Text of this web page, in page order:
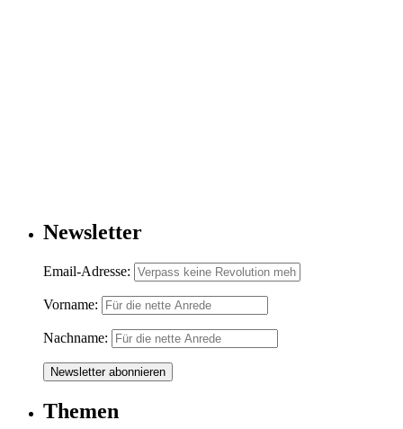
Newsletter
Email-Adresse:
Vorname:
Nachname:
Themen